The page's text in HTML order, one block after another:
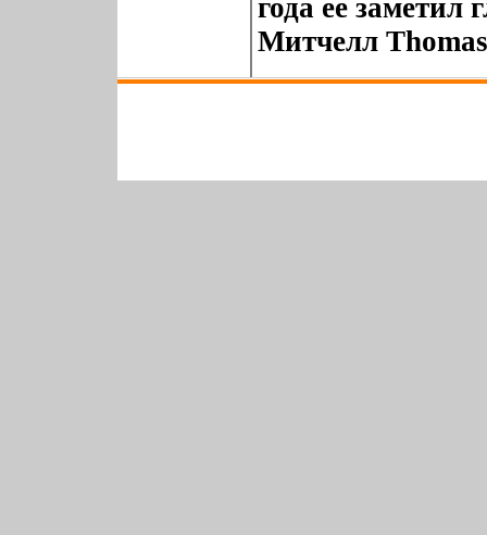
года ее
Митчелл